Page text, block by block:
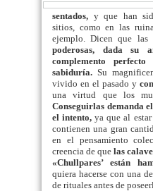
sentados, y que han
sitios, como en las
ejemplo. Dicen que las
poderosas, dada su
complemento
sabiduría. Su
vivido en el pasado y
una virtud que los
Conseguirlas demanda
el intento, ya que al
contienen una gran
en el pensamiento
creencia de quelas
«Chullpares’ están
quiera hacerse con una
de rituales antes de